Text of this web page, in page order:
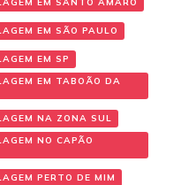
EM SANTO AMARO
EM SÃO PAULO
EM SP
EM TABOÃO DA
NA ZONA SUL
NO CAPÃO
PERTO DE MIM